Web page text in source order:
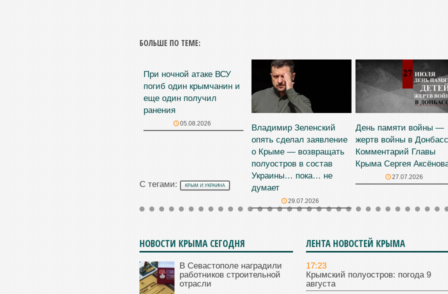
БОЛЬШЕ ПО ТЕМЕ:
При ночной атаке ВСУ
погиб один крымчанин и
еще один получил
ранения
05.08.2026
Владимир Зеленский
опять сделал заявление
о Крыме — возвращать
полуостров в состав
Украины… пока… не
думает
29.07.2026
День памяти войны —
жертв войны в
Комментарий Главы
Крыма Сергея
27.07.2026
С тегами: КРЫМ И УКРАИНА
НОВОСТИ КРЫМА СЕГОДНЯ
В Севастополе наградили
работников строительной
отрасли
ЛЕНТА НОВОСТЕЙ КРЫМА
17:23
Крымский полуостров: погода 9
августа